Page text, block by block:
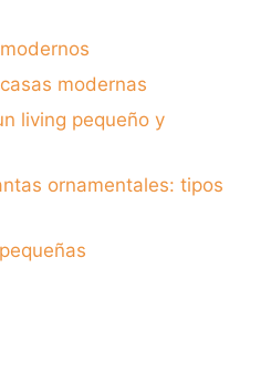
modernas
living pequeño y
ornamentales: tipos